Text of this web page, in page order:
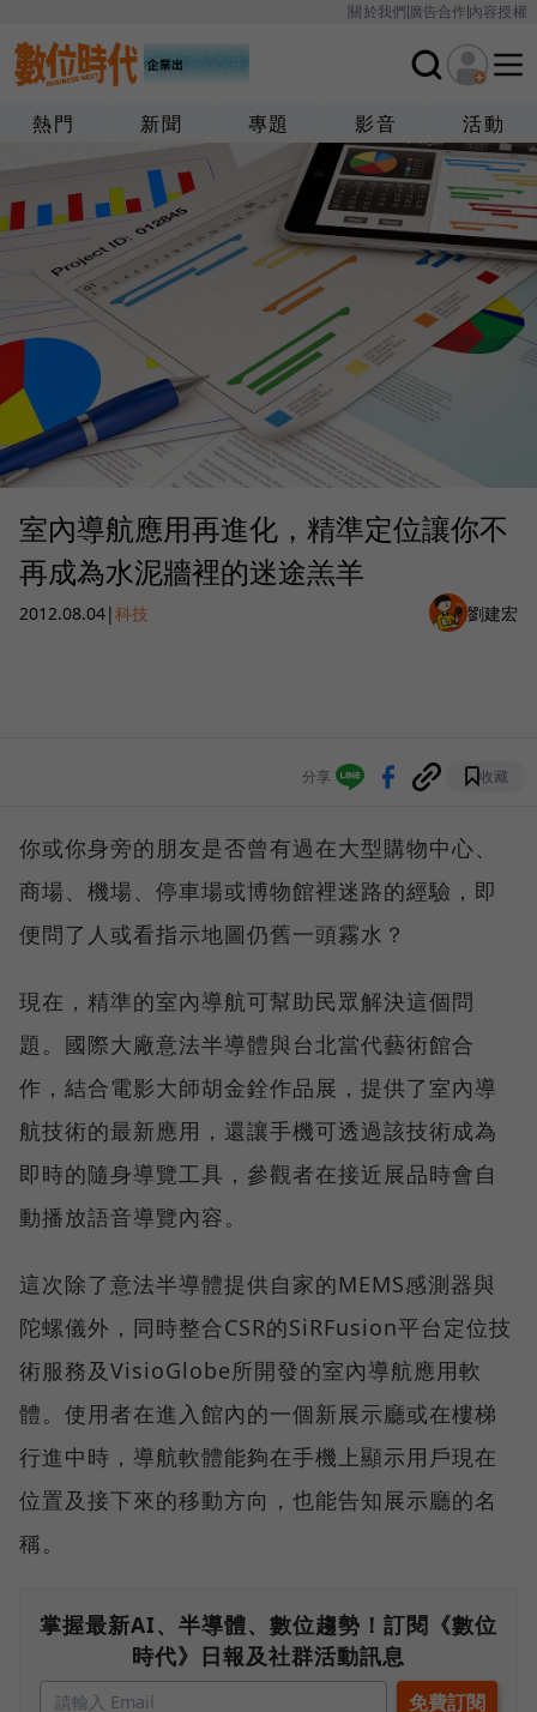
關於我們廣告合作內容授權
熱門 新聞 專題 影音 活動
室內導航應用再進化，精準定位讓你不
再成為水泥牆裡的迷途羔羊
2012.08.04|科技 劉建宏
分享 收藏
你或你身旁的朋友是否曾有過在大型購物中心、
商場、機場、停車場或博物館裡迷路的經驗，即
便問了人或看指示地圖仍舊一頭霧水？
現在，精準的室內導航可幫助民眾解決這個問
題。國際大廠意法半導體與台北當代藝術館合
作，結合電影大師胡金銓作品展，提供了室內導
航技術的最新應用，還讓手機可透過該技術成為
即時的隨身導覽工具，參觀者在接近展品時會自
動播放語音導覽內容。
這次除了意法半導體提供自家的MEMS感測器與
陀螺儀外，同時整合CSR的SiRFusion平台定位技
術服務及VisioGlobe所開發的室內導航應用軟
體。使用者在進入館內的一個新展示廳或在樓梯
行進中時，導航軟體能夠在手機上顯示用戶現在
位置及接下來的移動方向，也能告知展示廳的名
稱。
掌握最新AI、半導體、數位趨勢！訂閱《數位
時代》日報及社群活動訊息